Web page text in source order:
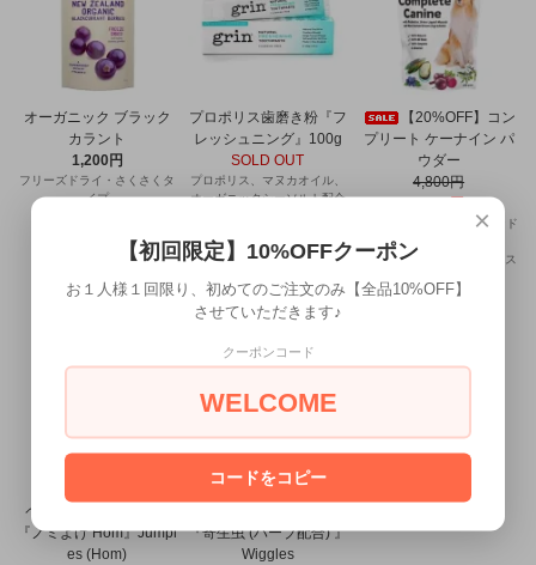
オーガニック ブラック
カラント
1,200円
フリーズドライ・さくさくタ
イプ
プロポリス歯磨き粉『フ
レッシュニング』100g
SOLD OUT
プロポリス、マヌカオイル、
オーガニックシーソルト配合
【20%OFF】コン
プリート ケーナイン パ
ウダー
4,800円
NZ産の野菜と果物をブレンド
した犬用サプリ
関節に有効なグリーンマッス
ペット用ホメオパシー
『ノミよけ Hom』Jumpi
es (Hom)
『寄生虫 (ハーブ配合) 』
Wiggles
×
【初回限定】10%OFFクーポン
お１人様１回限り、初めてのご注文のみ【全品10%OFF】
させていただきます♪
クーポンコード
WELCOME
コードをコピー